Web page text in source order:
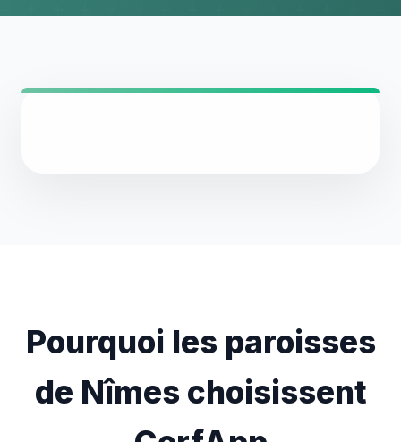
Pourquoi les paroisses
de Nîmes choisissent